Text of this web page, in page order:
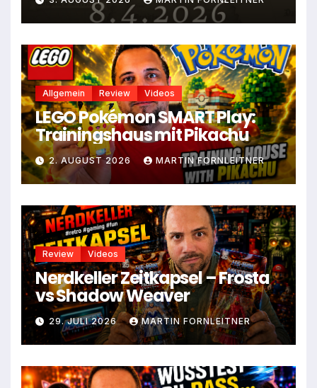
Allgemein Review Videos
LEGO Pokémon SMART Play:
Trainingshaus mit Pikachu
2. AUGUST 2026 MARTIN FORNLEITNER
Review Videos
Nerdkeller Zeitkapsel – Frosta
vs Shadow Weaver
29. JULI 2026 MARTIN FORNLEITNER